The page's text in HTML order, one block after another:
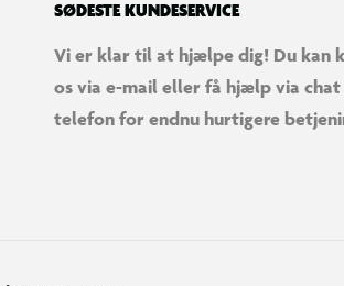
SØDESTE KUNDESERVICE
Vi er klar til at hjælpe dig! Du kan
os via e-mail eller få hjælp via chat
telefon for endnu hurtigere